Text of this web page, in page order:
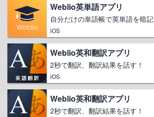
Weblio英単語アプリ
自分だけの単語帳で英単語を暗記
iOS
Weblio英和翻訳アプリ
2秒で翻訳、翻訳結果を話す！
iOS
Weblio英和翻訳アプリ
2秒で翻訳、翻訳結果を話す！